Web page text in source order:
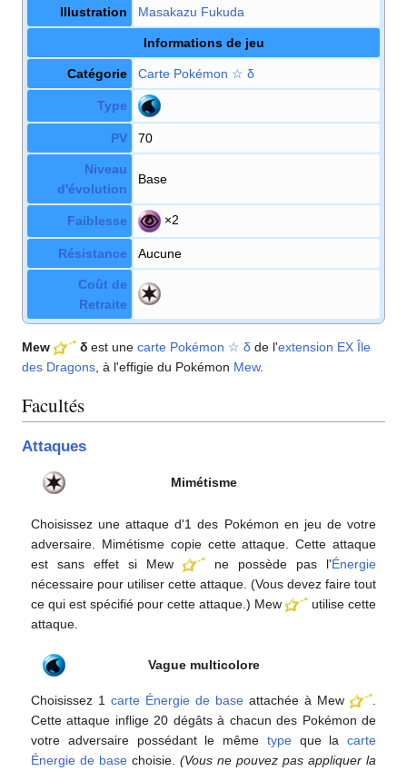
Illustration Masakazu Fukuda
Informations de jeu
Catégorie Carte Pokémon ☆ δ
Type
PV 70
Niveau
d'évolution
Base
Faiblesse ×2
Résistance Aucune
Coût de
Retraite
Mew δ est une carte Pokémon ☆ δ de l'extension EX Île
des Dragons , à l'effigie du Pokémon Mew.
Facultés
Attaques
Mimétisme
Choisissez une attaque d'1 des Pokémon en jeu de votre
adversaire. Mimétisme copie cette attaque. Cette attaque
est sans effet si Mew
ne possède pas l'Énergie
nécessaire pour utiliser cette attaque. (Vous devez faire tout
ce qui est spécifié pour cette attaque.) Mew
utilise cette
attaque.
Vague multicolore
Choisissez 1 carte Énergie de base attachée à Mew
Cette attaque inflige 20 dégâts à chacun des Pokémon de
votre adversaire possédant le même typeque la carte
Énergie de base choisie. (Vous ne pouvez pas appliquer la